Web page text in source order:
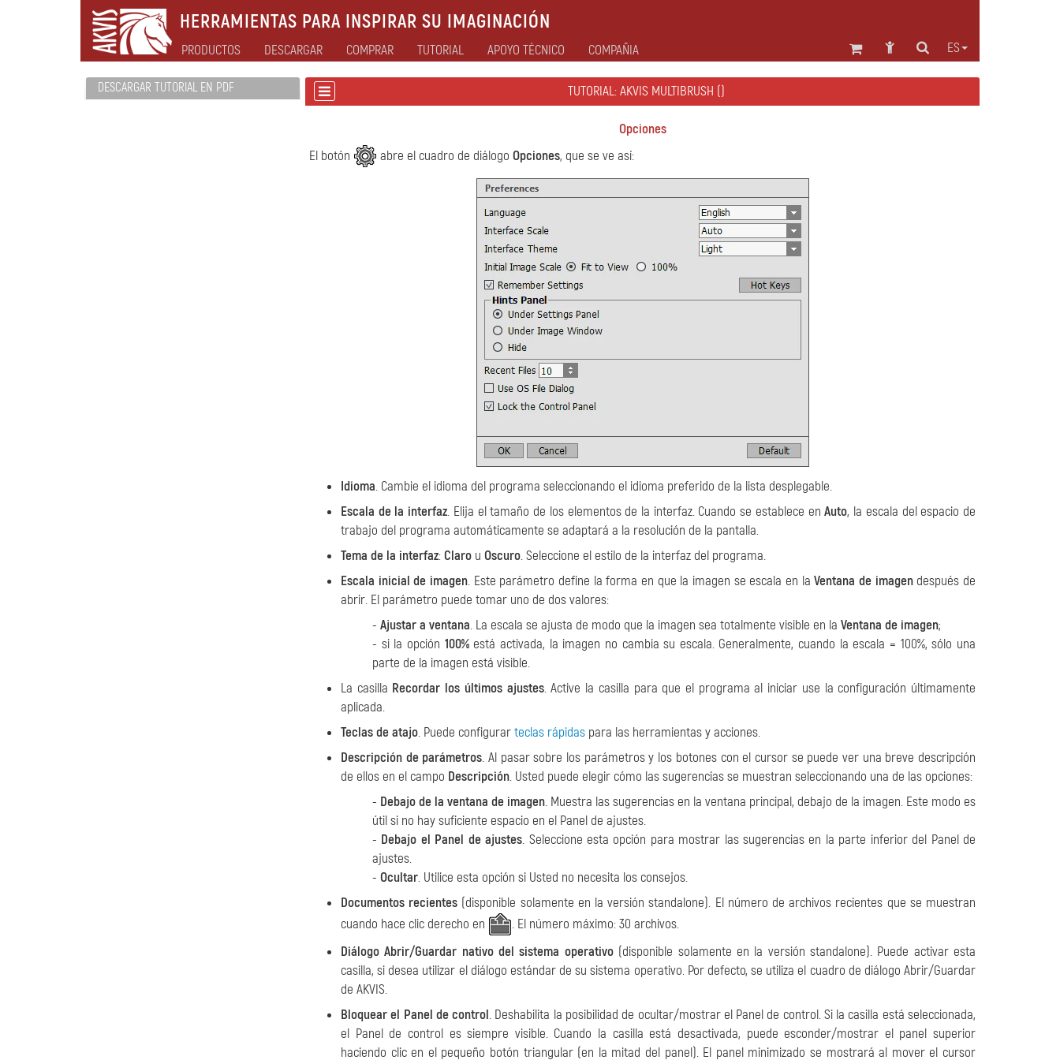
HERRAMIENTAS PARA INSPIRAR SU IMAGINACIÓN
ES
PRODUCTOS DESCARGAR COMPRAR TUTORIAL APOYO TÉCNICO COMPAÑIA
DESCARGAR TUTORIAL EN PDF TUTORIAL: AKVIS MULTIBRUSH ()
Opciones
El botón
abre el cuadro de diálogo Opciones, que se ve así:
Idioma. Cambie el idioma del programa seleccionando el idioma preferido de la lista desplegable.
Escala de la interfaz. Elija el tamaño de los elementos de la interfaz. Cuando se establece enAuto, la escala del espacio de
trabajo del programa automáticamente se adaptará a la resolución de la pantalla.
Tema de la interfaz:Claro u Oscuro. Seleccione el estilo de la interfaz del programa.
Escala inicial de imagen. Este parámetro define la forma en que la imagen se escala en laVentana de imagendespués de
abrir. El parámetro puede tomar uno de dos valores:
- Ajustar a ventana. La escala se ajusta de modo que la imagen sea totalmente visible en la Ventana de imagen;
- si la opción 100%está activada, la imagen no cambia su escala. Generalmente, cuando la escala = 100%, sólo una
parte de la imagen está visible.
La casilla Recordar los últimos ajustes. Active la casilla para que el programa al iniciar use la configuración últimamente
aplicada.
Teclas de atajo. Puede configurarteclas rápidas para las herramientas y acciones.
Descripción de parámetros. Al pasar sobre los parámetros y los botones con el cursor se puede ver una breve descripción
de ellos en el campo Descripción. Usted puede elegir cómo las sugerencias se muestran seleccionando una de las opciones:
- Debajo de la ventana de imagen. Muestra las sugerencias en la ventana principal, debajo de la imagen. Este modo es
útil si no hay suficiente espacio en el Panel de ajustes.
- Debajo el Panel de ajustes. Seleccione esta opción para mostrar las sugerencias en la parte inferior del Panel de
ajustes.
- Ocultar. Utilice esta opción si Usted no necesita los consejos.
Documentos recientes (disponible solamente en la versión standalone). El número de archivos recientes que se muestran
cuando hace clic derecho en
. El número máximo: 30 archivos.
Diálogo Abrir/Guardar nativo del sistema operativo(disponible solamente en la versión standalone). Puede activar esta
casilla, si desea utilizar el diálogo estándar de su sistema operativo. Por defecto, se utiliza el cuadro de diálogo Abrir/Guardar
de AKVIS.
Bloquear el Panel de control. Deshabilita la posibilidad de ocultar/mostrar el Panel de control. Si la casilla está seleccionada,
el Panel de control es siempre visible. Cuando la casilla está desactivada, puede esconder/mostrar el panel superior
haciendo clic en el pequeño botón triangular (en la mitad del panel). El panel minimizado se mostrará al mover el cursor